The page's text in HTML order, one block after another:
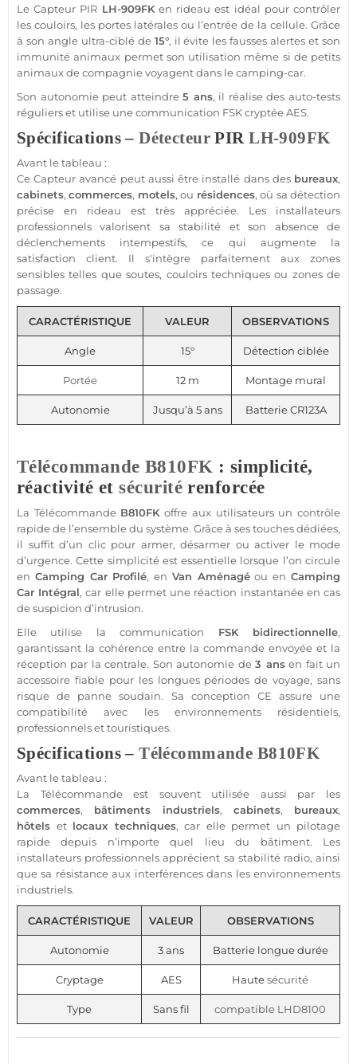
LeCapteur PIR LH-909FKen rideau est idéal pour contrôler
les couloirs, les portes latérales ou l’entrée de la cellule. Grâce
à son angle ultra-ciblé de 15°, il évite les fausses alertes et son
immunité animaux permet son utilisation même si de petits
animaux de compagnie voyagent dans lecamping-car.
Son autonomie peut atteindre5 ans, il réalise des auto-tests
réguliers et utilise une communication FSKcryptée AES.
Spécifications –Détecteur PIRLH-909FK
Avant le tableau :
CeCapteur avancé peut aussi être installé dans des bureaux,
cabinets,commerces, motels, ou résidences, où sa détection
précise en rideau est très appréciée. Les installateurs
professionnels valorisent sa stabilité et son absence de
déclenchements intempestifs, ce qui augmente la
satisfaction client. Il s'intègre parfaitement aux zones
sensibles telles que soutes, couloirs techniques ou zones de
passage.
CARACTÉRISTIQUE VALEUR OBSERVATIONS
Angle 15° Détection ciblée
Portée 12 m Montage mural
Autonomie Jusqu’à 5 ans Batterie CR123A
Télécommande B810FK : simplicité,
réactivité etsécuritérenforcée
La Télécommande B810FKoffre aux utilisateurs un contrôle
rapide de l’ensemble du système. Grâce à ses touches dédiées,
il suffit d’un clic pour armer, désarmer ou activer le mode
d’urgence. Cette simplicité est essentielle lorsque l’on circule
en Camping Car Profilé, en Van Aménagéou enCamping
Car Intégral, car elle permet une réaction instantanée en cas
de suspicion d’intrusion.
Elle utilise la communication FSKbidirectionnelle,
garantissant la cohérence entre la commande envoyée et la
réception par lacentrale. Son autonomie de3 ansen fait un
accessoire fiablepour les longues périodes de voyage, sans
risque de panne soudain. Sa conception CE assure une
compatibilité avec les environnements résidentiels,
professionnels et touristiques.
Spécifications –Télécommande B810FK
Avant le tableau :
La Télécommandeest souvent utilisée aussi par les
commerces, bâtiments industriels, cabinets, bureaux,
hôtels et locaux techniques, car elle permet un pilotage
rapide depuis n’importe quel lieu du bâtiment. Les
installateurs professionnels apprécient sa stabilité radio, ainsi
que sa résistance aux interférences dans les environnements
industriels.
CARACTÉRISTIQUE VALEUR OBSERVATIONS
Autonomie 3 ans Batterie longue durée
Cryptage AES Hautesécurité
Type Sans fil compatible LHD8100